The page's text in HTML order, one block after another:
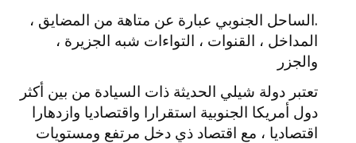
.الساحل الجنوبي عبارة عن متاهة من المضايق ،
المداخل ، القنوات ، التواءات شبه الجزيرة ،
والجزر
تعتبر دولة شيلي الحديثة ذات السيادة من بين أكثر
دول أمريكا الجنوبية استقرارا واقتصاديا وازدهارا
اقتصاديا ، مع اقتصاد ذي دخل مرتفع ومستويات